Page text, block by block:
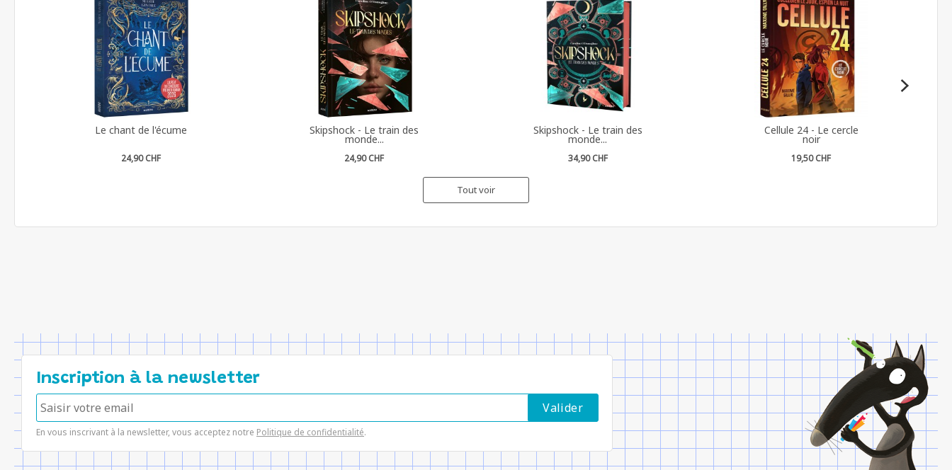
Le chant de l'écume
24,90 CHF
Skipshock - Le train des
monde...
24,90 CHF
Skipshock - Le train des
monde...
34,90 CHF
Cellule 24 - Le cercle
noir
19,50 CHF
Tout voir
Inscription à la newsletter
En vous inscrivant à la newsletter, vous acceptez notre Politique de confidentialité.